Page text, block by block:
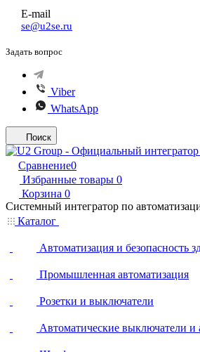
E-mail
se@u2se.ru
Задать вопрос
Viber
WhatsApp
Поиск
Сравнение0
Избранные товары 0
Корзина 0
Системный интегратор по
Каталог
Автоматизация и безопасность
Промышленная автоматизация
Розетки и выключатели
Автоматические выключатели и